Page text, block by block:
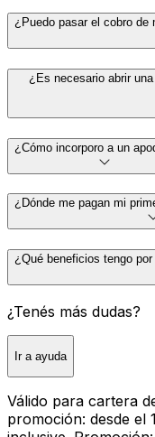
¿Puedo pasar el cobro de
¿Es necesario abrir
¿Cómo incorporo a un
¿Dónde me pagan mi
¿Qué beneficios tengo
¿Tenés más dudas?
Ir a ayuda
Válido para cartera
promoción: desde el